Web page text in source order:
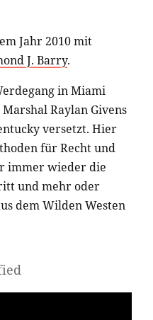
Jahr 2010 mit
J. Barry.
in Miami
Raylan Givens
versetzt. Hier
für Recht und
immer wieder die
und mehr oder
dem Wilden Westen